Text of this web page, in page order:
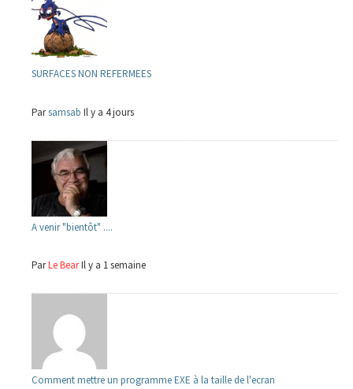
SURFACES NON REFERMEES
Parsamsab Il y a 4 jours
A venir "bientôt" ....
ParLe BearIl y a 1 semaine
Comment mettre un programme EXE à la taille de l'ecran